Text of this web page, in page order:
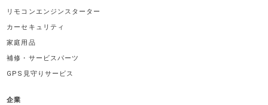
リモコンエンジンスターター
カーセキュリティ
家庭用品
補修・サービスパーツ
GPS見守りサービス
企業